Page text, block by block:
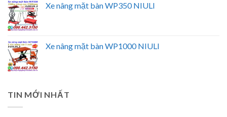
Xe nâng mặt bàn WP350 NIULI
Xe nâng mặt bàn WP1000 NIULI
TIN MỚI NHẤT